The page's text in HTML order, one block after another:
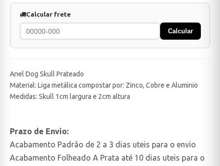
Calcular frete
Calcular
Anel Dog Skull Prateado
Material: Liga metálica compostar por: Zinco, Cobre e Aluminio
Medidas: Skull 1cm largura e 2cm altura
Prazo de Envio:
Acabamento Padrão de 2 a 3 dias uteis para o envio
Acabamento Folheado A Prata até 10 dias uteis para o